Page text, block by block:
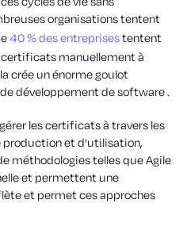
organisations tentent
40 % des entreprisestentent
certificats manuellement à
crée un énorme goulot
développement de software .
les certificats à travers les
production et d'utilisation,
méthodologies telles que Agile
et permettent une
et permet ces approches